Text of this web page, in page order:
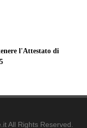
l'Attestato di
All Rights Reserved.